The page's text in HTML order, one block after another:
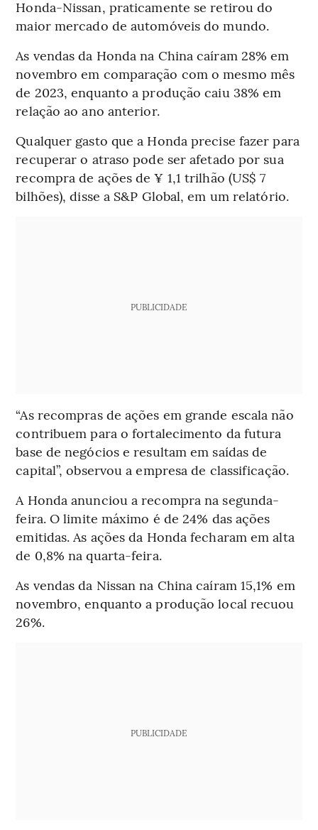
Honda-Nissan, praticamente se retirou do
maior mercado de automóveis do mundo.
As vendas da Honda na China caíram 28% em
novembro em comparação com o mesmo mês
de 2023, enquanto a produção caiu 38% em
relação ao ano anterior.
Qualquer gasto que a Honda precise fazer para
recuperar o atraso pode ser afetado por sua
recompra de ações de ¥ 1,1 trilhão (US$ 7
bilhões), disse a S&P Global, em um relatório.
PUBLICIDADE
“As recompras de ações em grande escala não
contribuem para o fortalecimento da futura
base de negócios e resultam em saídas de
capital”, observou a empresa de classificação.
A Honda anunciou a recompra na segunda-
feira. O limite máximo é de 24% das ações
emitidas. As ações da Honda fecharam em alta
de 0,8% na quarta-feira.
As vendas da Nissan na China caíram 15,1% em
novembro, enquanto a produção local recuou
26%.
PUBLICIDADE